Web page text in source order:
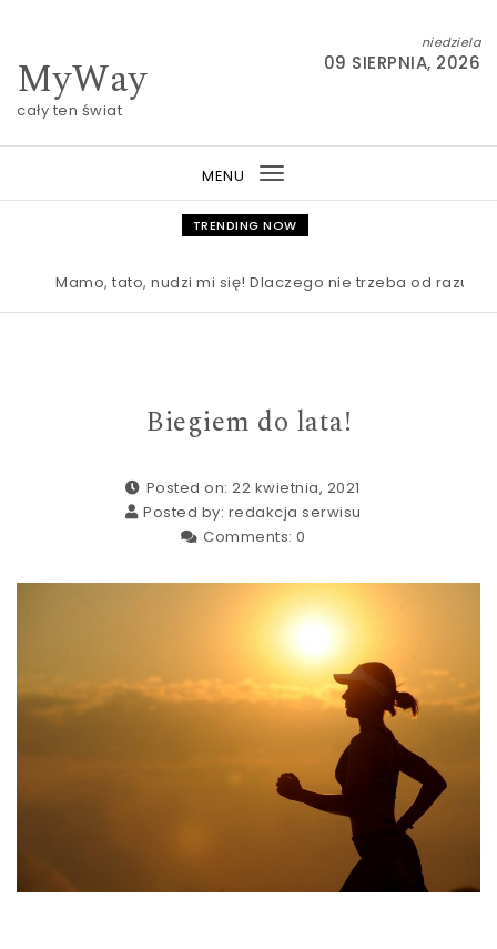
MyWay
cały ten świat
niedziela
09 SIERPNIA, 2026
MENU
Toggle
navigation
TRENDING NOW
Mamo, tato, nudzi mi się! Dlaczego nie trzeba od razu
Biegiem do lata!
Posted on: 22 kwietnia, 2021
Posted by: redakcja serwisu
Comments: 0